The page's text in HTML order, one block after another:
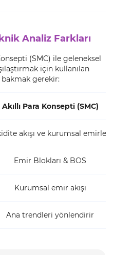
Analiz Farkları
(SMC) ile geleneksel
için kullanılan
bakmak gerekir:
Akıllı Para Konsepti (SMC)
akışı ve kurumsal emirler
Emir Blokları & BOS
Kurumsal emir akışı
Ana trendleri yönlendirir